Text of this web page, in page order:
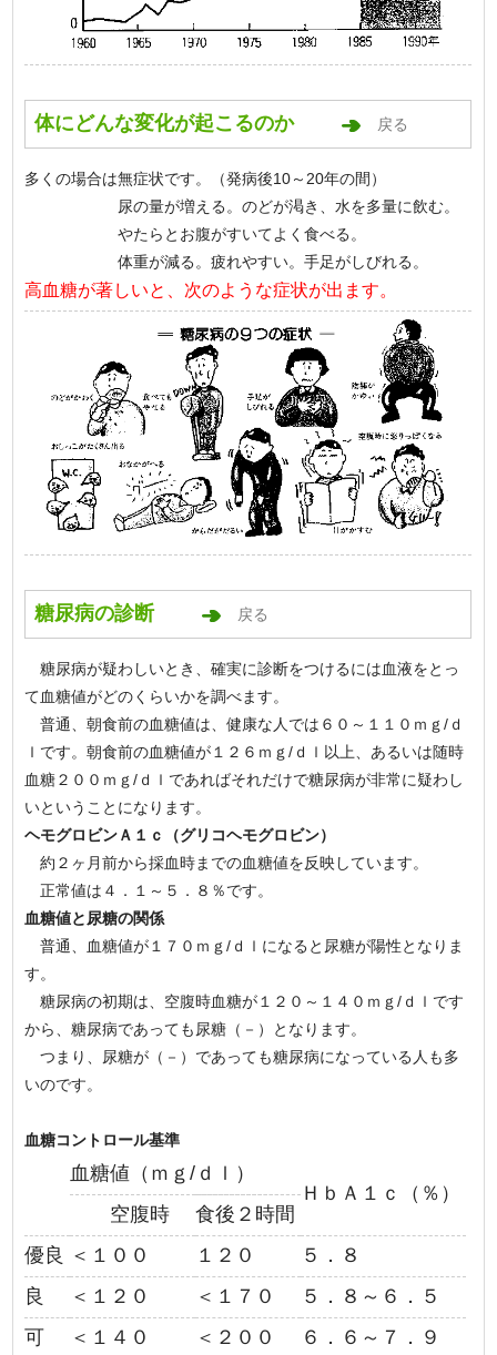
体にどんな変化が起こるのか 戻る
多くの場合は無症状です。（発病後10～20年の間）
尿の量が増える。のどが渇き、水を多量に飲む。
やたらとお腹がすいてよく食べる。
体重が減る。疲れやすい。手足がしびれる。
高血糖が著しいと、次のような症状が出ます。
糖尿病の診断 戻る
糖尿病が疑わしいとき、確実に診断をつけるには血液をとっ
て血糖値がどのくらいかを調べます。
普通、朝食前の血糖値は、健康な人では６０～１１０ｍｇ/ｄ
ｌです。朝食前の血糖値が１２６ｍｇ/ｄｌ以上、あるいは随時
血糖２００ｍｇ/ｄｌであればそれだけで糖尿病が非常に疑わし
いということになります。
ヘモグロビンＡ１ｃ（グリコヘモグロビン）
約２ヶ月前から採血時までの血糖値を反映しています。
正常値は４．１～５．８％です。
血糖値と尿糖の関係
普通、血糖値が１７０ｍｇ/ｄｌになると尿糖が陽性となりま
す。
糖尿病の初期は、空腹時血糖が１２０～１４０ｍｇ/ｄｌです
から、糖尿病であっても尿糖（－）となります。
つまり、尿糖が（－）であっても糖尿病になっている人も多
いのです。
血糖コントロール基準
血糖値（ｍｇ/ｄｌ）
ＨｂＡ１ｃ（％）
空腹時
食後２時間
優良 ＜１００ １２０
５．８
良
＜１２０ ＜１７０
５．８～６．５
可
＜１４０ ＜２００ ６．６～７．９